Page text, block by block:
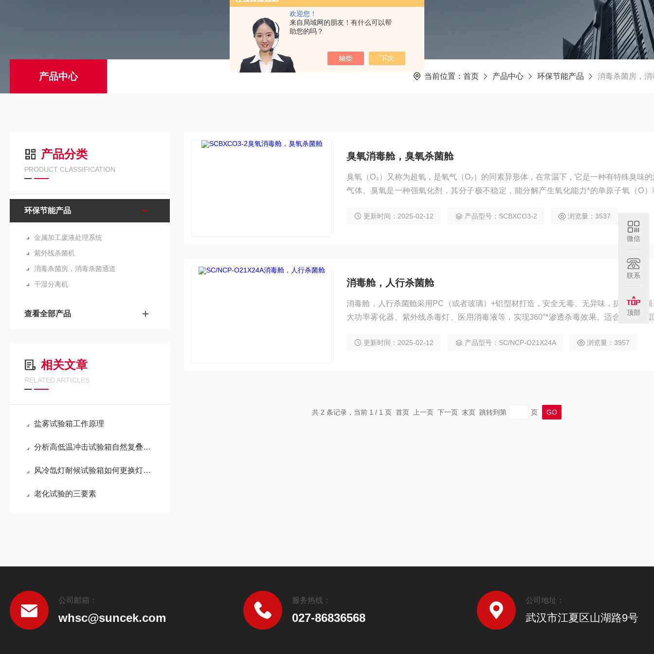
欢迎您！
来自局域网的朋友！有什么可以帮
助您的吗？
产品中心 当前位置： 首页 产品中心 环保节能产品 消毒杀菌房，
产品分类
PRODUCT CLASSIFICATION
环保节能产品
金属加工废液处理系统
紫外线杀菌机
消毒杀菌房，消毒杀菌通道
干湿分离机
查看全部产品
相关文章
RELATED ARTICLES
盐雾试验箱工作原理
分析高低温冲击试验箱自然复叠式制冷系统
风冷氙灯耐候试验箱如何更换灯管？
老化试验的三要素
臭氧消毒舱，臭氧杀菌舱
臭氧（O₃）又称为超氧，是氧气（O₂）的同素异形体，在常温下，它是一种有特殊臭味
气体。臭氧是一种强氧化剂，其分子极不稳定，能分解产生氧化能力*的单原子氧（O）
致病微生物有*的杀灭作用。臭氧消毒舱，臭氧杀菌舱利用臭氧杀菌消毒原理而设计制
更新时间：2025-02-12 产品型号：SCBXCO3-2 浏览量：3537
消毒舱，人行杀菌舱
消毒舱，人行杀菌舱采用PC（或者玻璃）+铝型材打造，安全无毒、无异味，抗冲击性
大功率雾化器、紫外线杀毒灯、医用消毒液等，实现360°*渗透杀毒效果。适合用于各
办法。更新时间：2025-02-12 产品型号：SC/NCP-O21X24A 浏览量：3957
共 2 条记录，当前 1 / 1 页 首页 上一页 下一页 末页 跳转到第 页
公司邮箱：
whsc@suncek.com
服务热线：
027-86836568
公司地址：
武汉市江夏区山湖路9号
微信
联系
顶部